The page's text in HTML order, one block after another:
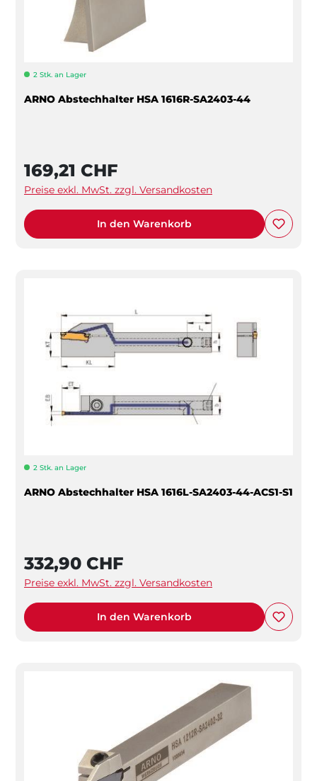
2 Stk. an Lager
ARNO Abstechhalter HSA 1616R-SA2403-44
169,21 CHF
Preise exkl. MwSt. zzgl. Versandkosten
In den Warenkorb
2 Stk. an Lager
ARNO Abstechhalter HSA 1616L-SA2403-44-ACS1-S1
332,90 CHF
Preise exkl. MwSt. zzgl. Versandkosten
In den Warenkorb